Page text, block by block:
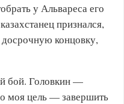
у Альвареса его
признался,
концовку,
бой. Головкин —
моя цель — завершить